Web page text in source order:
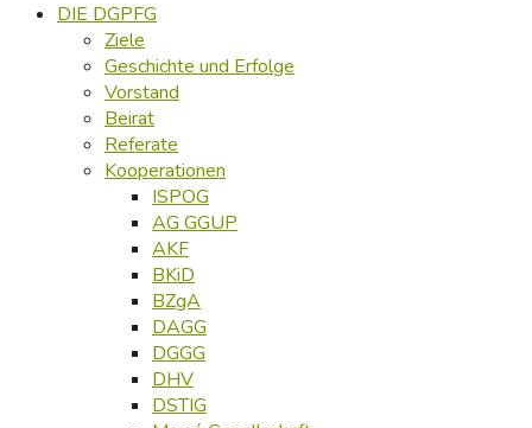
DIE DGPFG
Ziele
Geschichte und Erfolge
Vorstand
Beirat
Referate
Kooperationen
ISPOG
AG GGUP
AKF
BKiD
BZgA
DAGG
DGGG
DHV
DSTIG